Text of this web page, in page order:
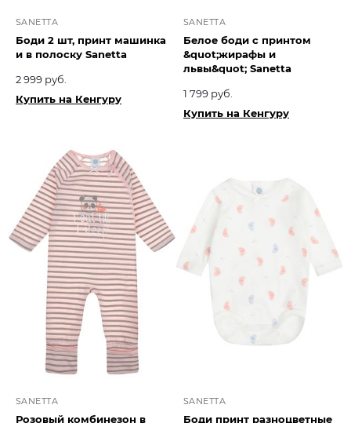
SANETTA
Боди 2 шт, принт машинка
и в полоску Sanetta
2 999 руб.
Купить на Кенгуру
SANETTA
Белое боди с принтом
&quot;жирафы и
львы&quot; Sanetta
1 799 руб.
Купить на Кенгуру
SANETTA
Розовый комбинезон в
SANETTA
Боди принт разноцветные